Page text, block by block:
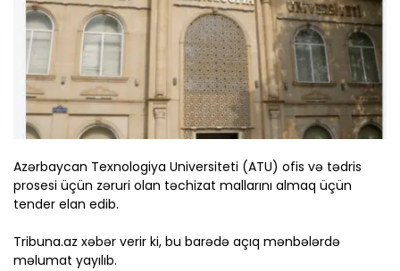
Azərbaycan Texnologiya Universiteti (ATU) ofis və tədris
prosesi üçün zəruri olan təchizat mallarını almaq üçün
tender elan edib.
Tribuna.az xəbər verir ki, bu barədə açıq mənbələrdə
məlumat yayılıb.